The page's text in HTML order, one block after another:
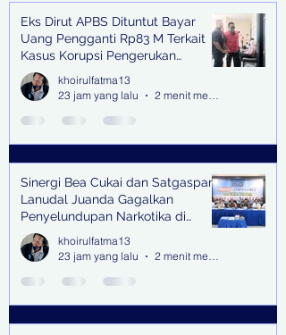
Recent Posts
Eks Dirut APBS Dituntut Bayar
Uang Pengganti Rp83 M Terkait
Kasus Korupsi Pengerukan
Tanjung Perak
khoirulfatma13
23 jam yang lalu
2 menit membaca
Sinergi Bea Cukai dan Satgaspam
Lanudal Juanda Gagalkan
Penyelundupan Narkotika di
Bandara Juanda
khoirulfatma13
23 jam yang lalu
2 menit membaca